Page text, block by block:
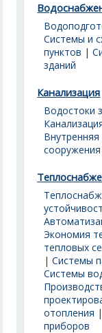
Системы и
пунктов |
зданий
Канализация
Водостоки
Внутренняя
сооружения
Экономия
тепловых
|Системы
Системы
отопления
приборов